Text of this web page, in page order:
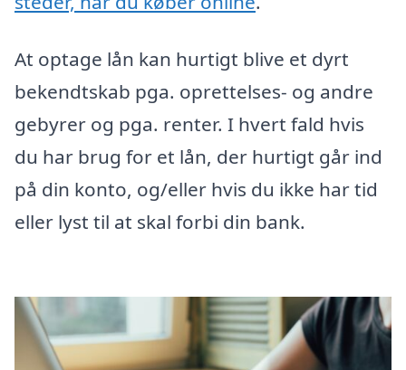
At optage lån kan hurtigt blive et dyrt
bekendtskab pga. oprettelses- og andre
gebyrer og pga. renter. I hvert fald hvis
du har brug for et lån, der hurtigt går ind
på din konto, og/eller hvis du ikke har tid
eller lyst til at skal forbi din bank.